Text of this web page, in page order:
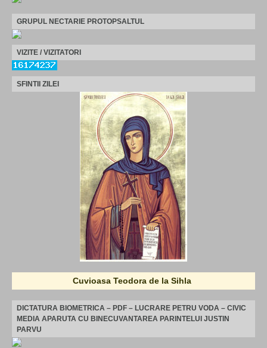
GRUPUL NECTARIE PROTOPSALTUL
VIZITE / VIZITATORI
SFINTII ZILEI
Cuvioasa Teodora de la Sihla
DICTATURA BIOMETRICA – PDF – LUCRARE PETRU VODA – CIVIC
MEDIA APARUTA CU BINECUVANTAREA PARINTELUI JUSTIN
PARVU